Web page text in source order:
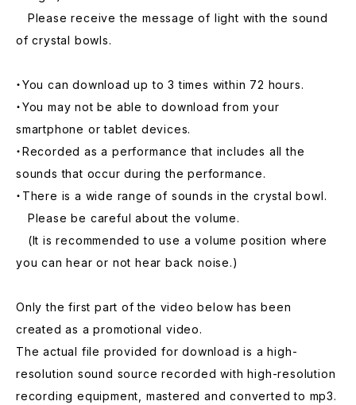
Please receive the message of light with the sound
of crystal bowls.
・You can download up to 3 times within 72 hours.
・You may not be able to download from your
smartphone or tablet devices.
・Recorded as a performance that includes all the
sounds that occur during the performance.
・There is a wide range of sounds in the crystal bowl.
Please be careful about the volume.
(It is recommended to use a volume position where
you can hear or not hear back noise.)
Only the first part of the video below has been
created as a promotional video.
The actual file provided for download is a high-
resolution sound source recorded with high-resolution
recording equipment, mastered and converted to mp3.